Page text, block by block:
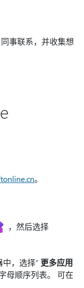
事联系，并收集想
。
，然后选择
，选择“ 更多应用
母顺序列表。 可在